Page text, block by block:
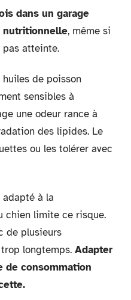
dans un garage
nutritionnelle, même si
pas atteinte.
de poisson
sensibles à
une odeur rance à
des lipides. Le
ou les tolérer avec
à la
chien limite ce risque.
de plusieurs
longtemps. Adapter
de consommation